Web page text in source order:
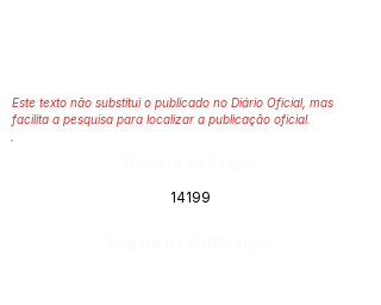
Este texto não substitui o publicado no Diário Oficial, mas
facilita a pesquisa para localizar a publicação oficial.
14199